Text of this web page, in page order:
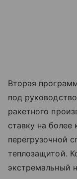
Вторая
под
ракетного
ставку на
перегрузочной
теплозащитой.
экстремальный